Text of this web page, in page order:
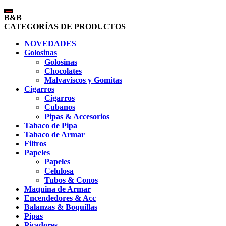
B&B
CATEGORÍAS DE PRODUCTOS
NOVEDADES
Golosinas
Golosinas
Chocolates
Malvaviscos y Gomitas
Cigarros
Cigarros
Cubanos
Pipas & Accesorios
Tabaco de Pipa
Tabaco de Armar
Filtros
Papeles
Papeles
Celulosa
Tubos & Conos
Maquina de Armar
Encendedores & Acc
Balanzas & Boquillas
Pipas